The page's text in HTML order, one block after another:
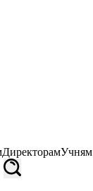
ДиректорамУчням